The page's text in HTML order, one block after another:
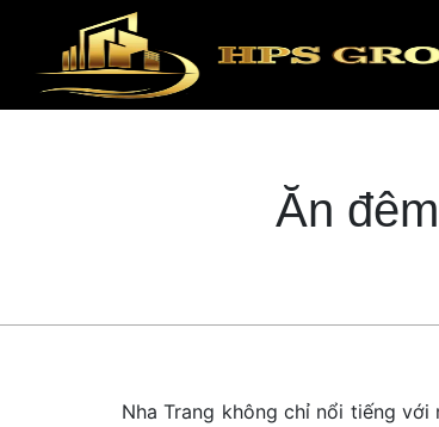
Ăn
Nha Trang không chỉ nổi tiếng